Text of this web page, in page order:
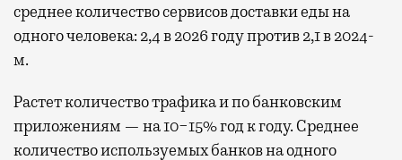
среднее количество сервисов доставки еды на
одного человека: 2,4 в 2026 году против 2,1 в 2024-
м.
Растет количество трафика и по банковским
приложениям — на 10−15% год к году. Среднее
количество используемых банков на одного